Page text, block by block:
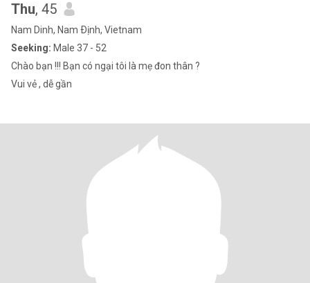
Thu, 45
Nam Dinh, Nam Ðịnh, Vietnam
Seeking: Male 37 - 52
Chào bạn !!! Bạn có ngại tôi là mẹ đon thân ?
Vui vẻ , dễ gần